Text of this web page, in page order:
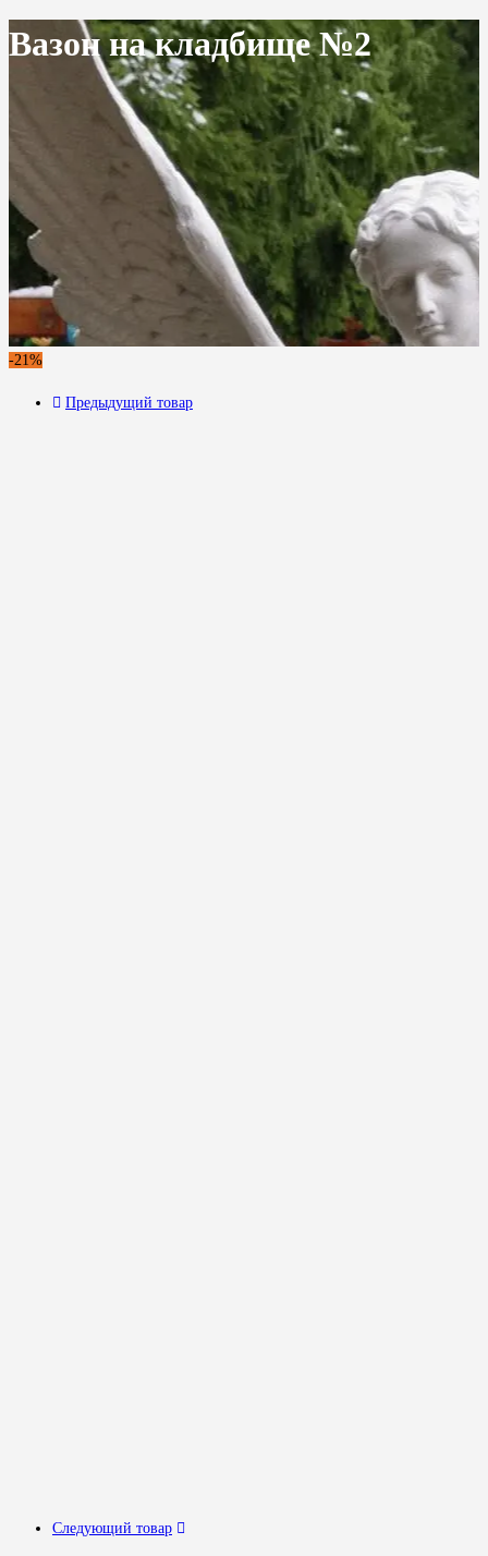
Вазон на кладбище №2
-21%
Предыдущий товар
Следующий товар